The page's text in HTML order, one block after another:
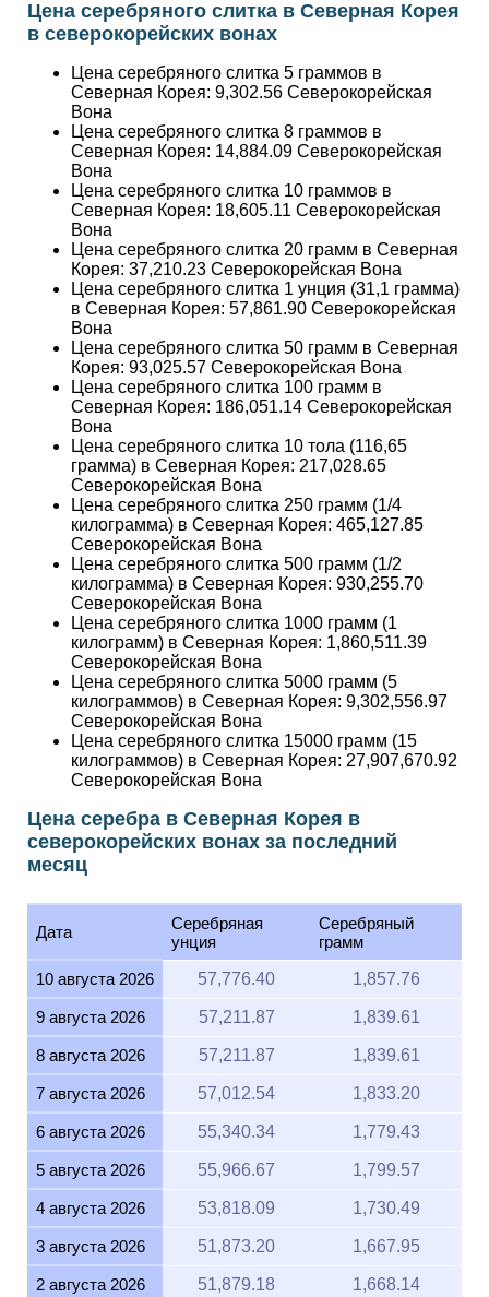
Цена серебряного слитка 5 граммов в
Северная Корея:
Вона
Цена серебряного слитка 8 граммов в
Северная Корея:
Вона
Цена серебряного слитка 10 граммов в
Северная Корея:
Вона
Цена серебряного слитка 20 грамм в Северная
Корея:
Цена серебряного слитка 1 унция (31,1 грамма)
в Северная Корея:57,861.90Северокорейская
Вона
Цена серебряного слитка 50 грамм в Северная
Корея:
Цена серебряного слитка 100 грамм в
Северная Корея:186,051.14Северокорейская
Вона
Цена серебряного слитка 10 тола (116,65
грамма) в Северная Корея:
Северокорейская Вона
Цена серебряного слитка 250 грамм (1/4
килограмма) в Северная Корея:
Северокорейская Вона
Цена серебряного слитка 500 грамм (1/2
килограмма) в Северная Корея:
Северокорейская Вона
Цена серебряного слитка 1000 грамм (1
килограмм) в Северная Корея:
Северокорейская Вона
Цена серебряного слитка 5000 грамм (5
килограммов) в Северная Корея:
Северокорейская Вона
Цена серебряного слитка 15000 грамм (15
килограммов) в Северная Корея:
Северокорейская Вона
Цена серебра в Северная Корея в
месяц
унция
грамм
10 августа 2026
57,776.40 1,857.76
9 августа 2026 57,211.87 1,839.61
8 августа 2026 57,211.87 1,839.61
7 августа 2026 57,012.54 1,833.20
6 августа 2026 55,340.34 1,779.43
5 августа 2026 55,966.67 1,799.57
4 августа 2026 53,818.09 1,730.49
3 августа 2026 51,873.20 1,667.95
2 августа 2026 51,879.18 1,668.14
1 августа 2026 51,879.18 1,668.14